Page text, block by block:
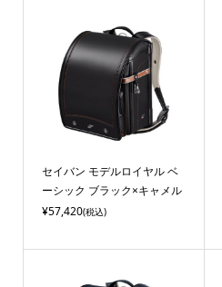
セイバン モデルロイヤル ベ
ーシック ブラック×キャメル
¥57,420(税込)